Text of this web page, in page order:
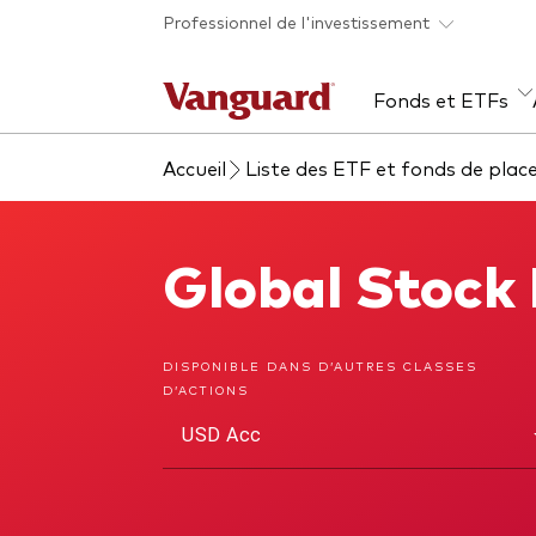
Skip to main content
Professionnel de l'investissement
Fonds et ETFs
Tous les produits
Liste des analyses
À propos de Vanguard
Accueil Liste des ETF et fonds de
Global Stock
DISPONIBLE DANS D’AUTRES CLASSES
D’ACTIONS
USD Acc